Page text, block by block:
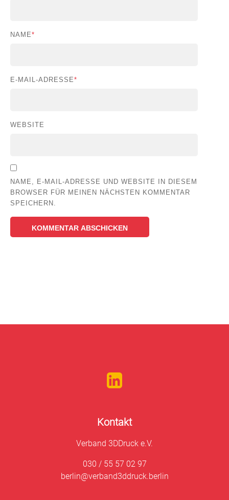
NAME*
E-MAIL-ADRESSE*
WEBSITE
NAME, E-MAIL-ADRESSE UND WEBSITE IN DIESEM
BROWSER FÜR MEINEN NÄCHSTEN KOMMENTAR
SPEICHERN.
Kontakt
Verband 3DDruck e.V.
030 / 55 57 02 97
berlin@verband3ddruck.berlin